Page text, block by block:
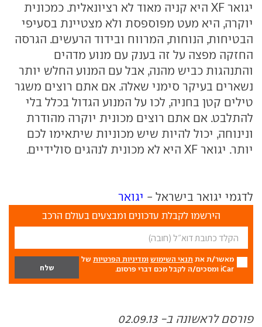
יגואר XF היא קניה מאוד לא רציונאלית. כמכונית
יוקרה, היא מעט מפוספסת ולא מצטיינת בסעיפי
הבטיחות, הנוחות, המרווח ובידוד הרעשים. הגרסה
החזקה מפצה על זה בענק עם מנוע מדהים
והתנהגות כביש מהנה, אבל עם המנוע החלש יותר
נשארים בעיקר סימני שאלה. אם אתם רוצים משגר
טילים קטן בחניה, לכו על המנוע הגדול בכלל בלי
להתלבט. אם אתם רוצים מכונית יוקרה מהודרת
ונינוחה, יכול להיות שיש מכוניות שיתאימו לכם
יותר. יגואר XF היא לא מכונית לנהגים סולידיים.
לדגמי יגואר בישראל - יגואר
הירשמו לקבלת עדכונים ומבצעים בעולם הרכב
מאשר/ת את תנאי השימוש ומדיניות הפרטיות של
iCar ומסכים/ה לקבל מכם דברי פרסום.
פורסם לראשונה ב- 02.09.13